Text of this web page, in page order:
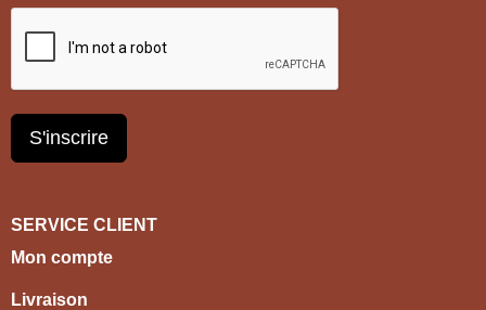
S'inscrire
SERVICE CLIENT
Mon compte
Livraison